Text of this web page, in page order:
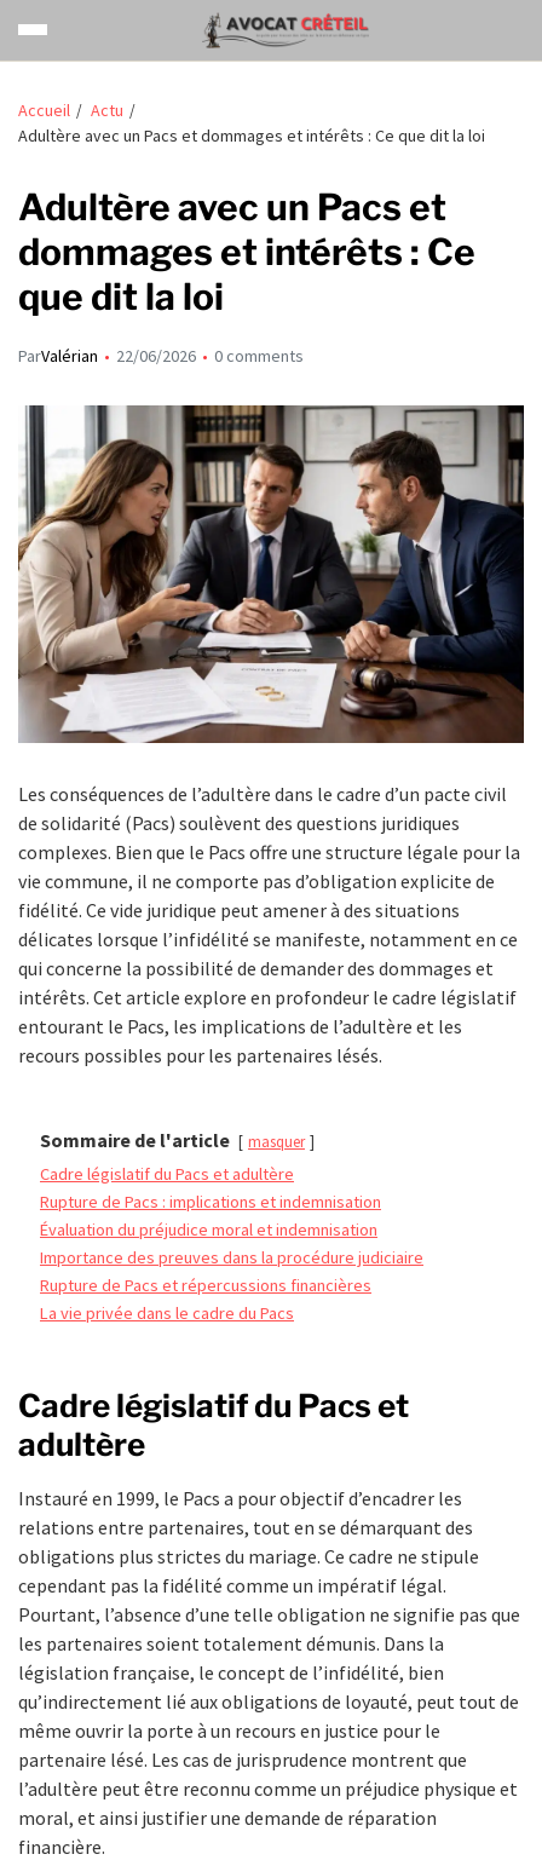
Accueil
Actu
Adultère avec un Pacs et dommages et intérêts : Ce que dit la loi
Adultère avec un Pacs et
dommages et intérêts : Ce
que dit la loi
ParValérian 22/06/2026 0 comments
Les conséquences de l’adultère dans le cadre d’un pacte civil
de solidarité (Pacs) soulèvent des questions juridiques
complexes. Bien que le Pacs offre une structure légale pour la
vie commune, il ne comporte pas d’obligation explicite de
fidélité. Ce vide juridique peut amener à des situations
délicates lorsque l’infidélité se manifeste, notamment en ce
qui concerne la possibilité de demander des dommages et
intérêts. Cet article explore en profondeur le cadre législatif
entourant le Pacs, les implications de l’adultère et les
recours possibles pour les partenaires lésés.
Sommaire de l'article masquer
Cadre législatif du Pacs et adultère
Rupture de Pacs : implications et indemnisation
Évaluation du préjudice moral et indemnisation
Importance des preuves dans la procédure judiciaire
Rupture de Pacs et répercussions financières
La vie privée dans le cadre du Pacs
Cadre législatif du Pacs et
adultère
Instauré en 1999, le Pacs a pour objectif d’encadrer les
relations entre partenaires, tout en se démarquant des
obligations plus strictes du mariage. Ce cadre ne stipule
cependant pas la fidélité comme un impératif légal.
Pourtant, l’absence d’une telle obligation ne signifie pas que
les partenaires soient totalement démunis. Dans la
législation française, le concept de l’infidélité, bien
qu’indirectement lié aux obligations de loyauté, peut tout de
même ouvrir la porte à un recours en justice pour le
partenaire lésé. Les cas de jurisprudence montrent que
l’adultère peut être reconnu comme un préjudice physique et
moral, et ainsi justifier une demande de réparation
financière.